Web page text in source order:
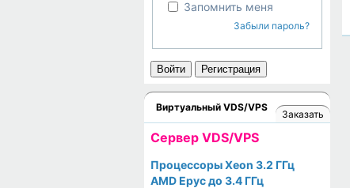
Запомнить меня
Забыли пароль?
Войти Регистрация
Виртуальный VDS/VPS
Заказать
Cервер VDS/VPS
Процессоры Xeon 3.2 ГГц
AMD Epyc до 3.4 ГГц